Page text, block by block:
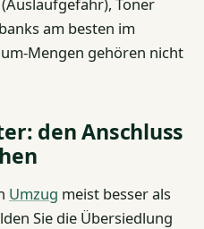
am besten im
Mengen gehören nicht
den Anschluss
Umzug meist besser als
Sie die Übersiedlung